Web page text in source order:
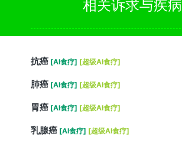
相关诉求与疾病
抗癌 [AI食疗] [超级AI食疗]
肺癌 [AI食疗] [超级AI食疗]
胃癌 [AI食疗] [超级AI食疗]
乳腺癌 [AI食疗] [超级AI食疗]